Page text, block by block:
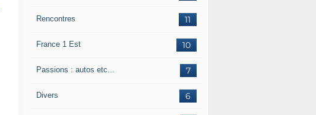
11
Rencontres
10
France 1 Est
7
Passions : autos etc...
6
Divers